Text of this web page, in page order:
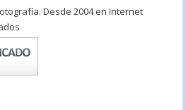
Desde 2004 en Internet